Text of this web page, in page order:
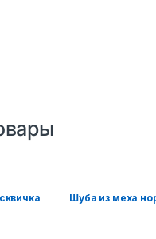
Шуба из меха